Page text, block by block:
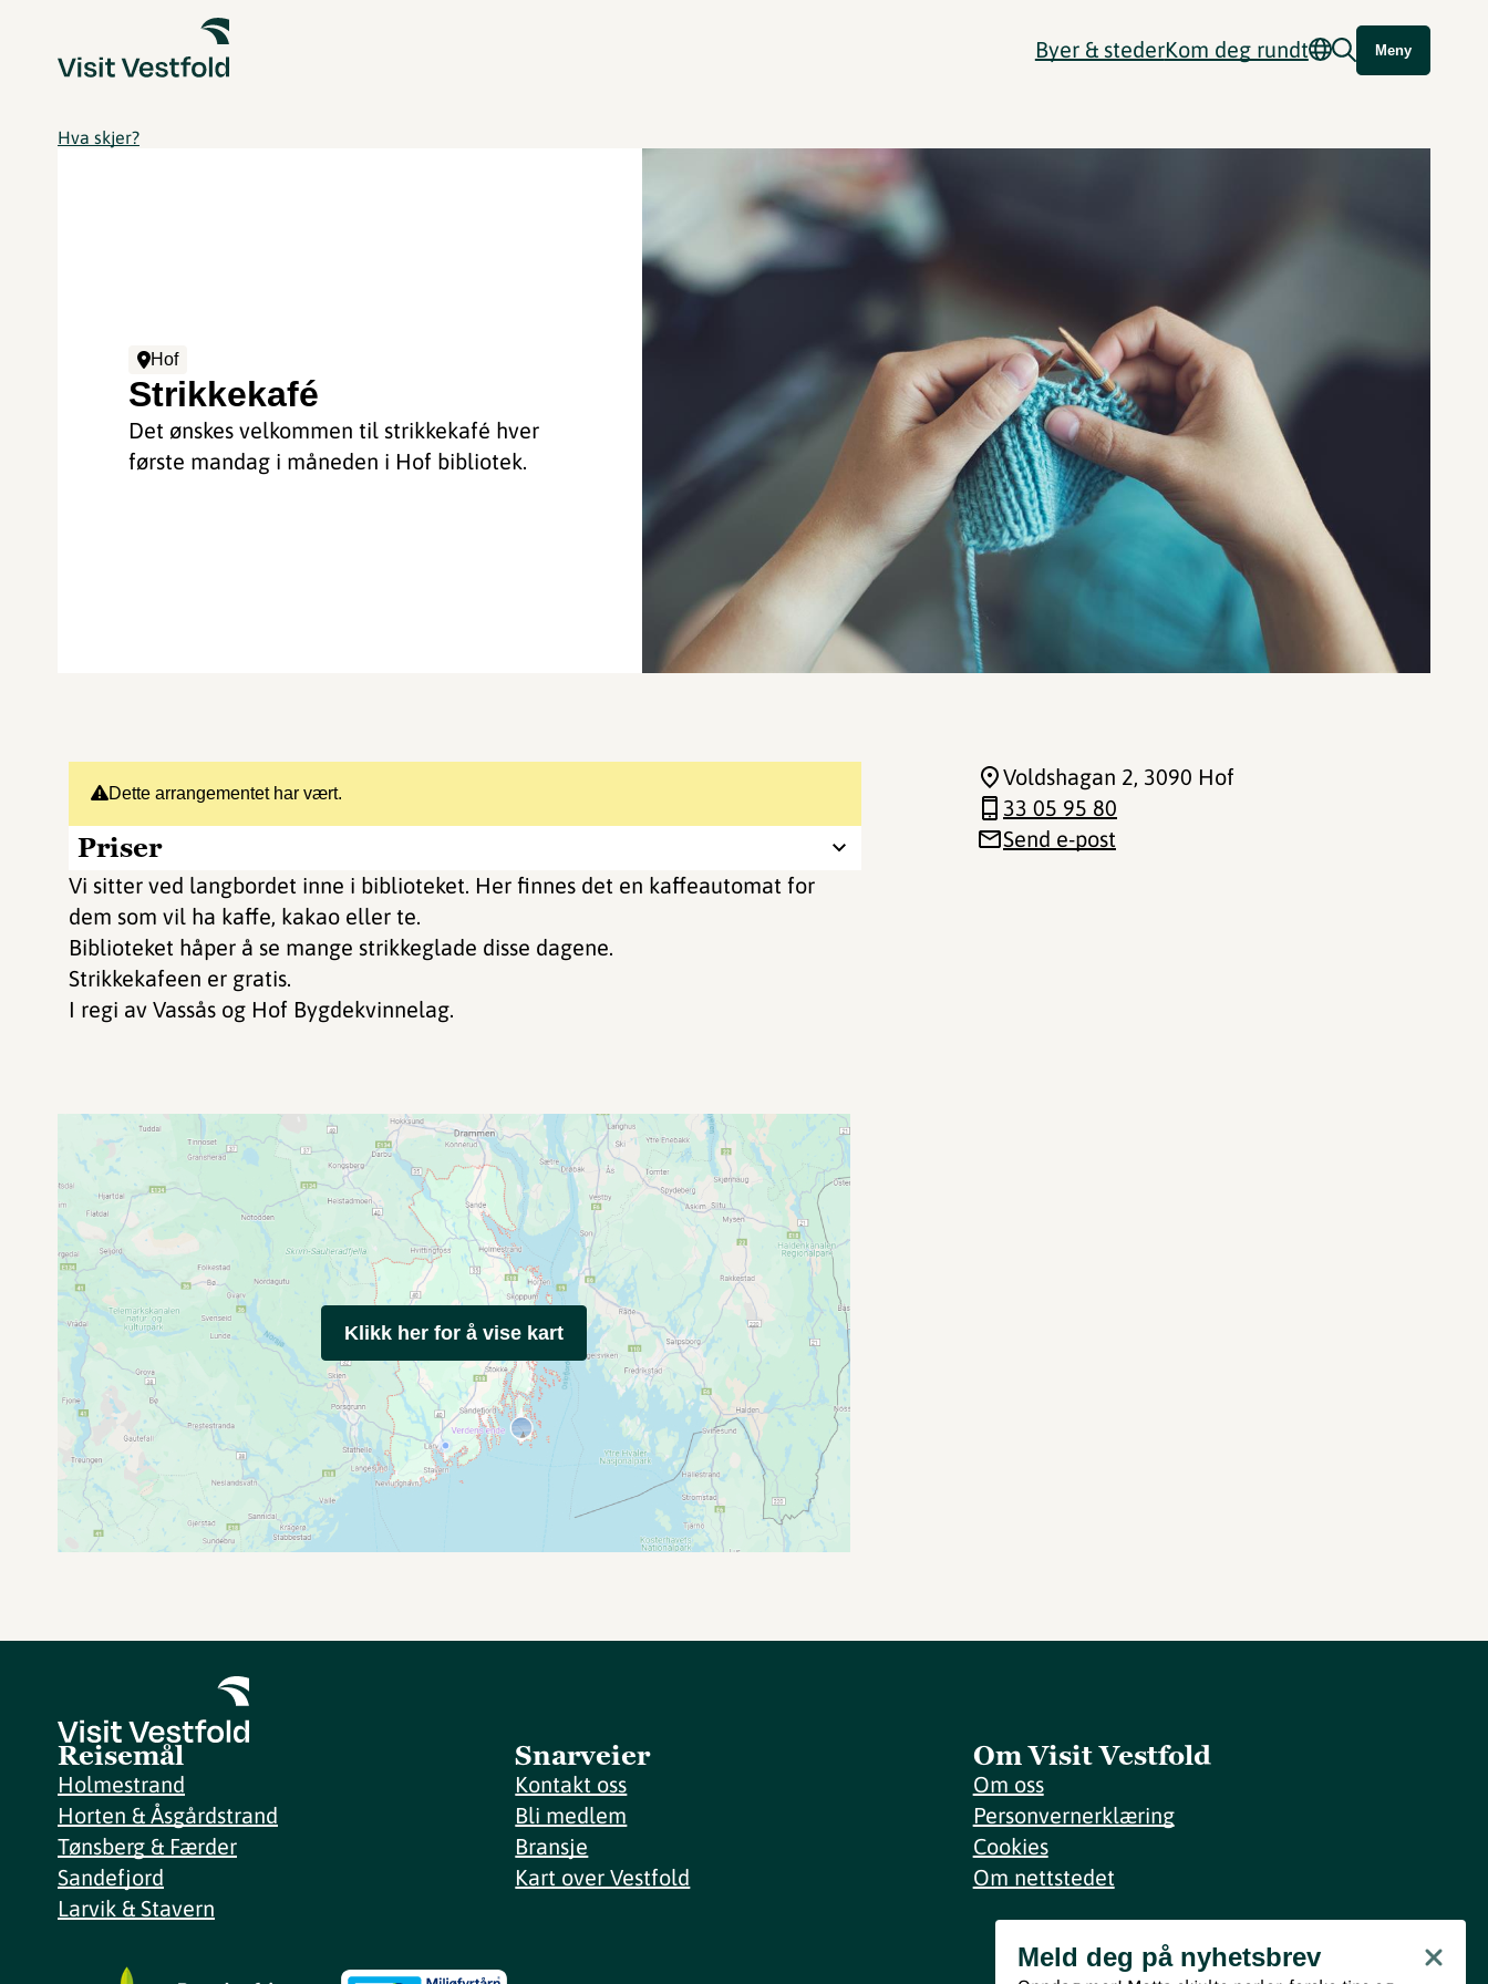
Byer & stederKom deg rundt Meny
Hva skjer?
Hof
Strikkekafé
Det ønskes velkommen til strikkekafé hver
første mandag i måneden i Hof bibliotek.
Dette arrangementet har vært.
Priser
Vi sitter ved langbordet inne i biblioteket. Her finnes det en kaffeautomat for
dem som vil ha kaffe, kakao eller te.
Biblioteket håper å se mange strikkeglade disse dagene.
Strikkekafeen er gratis.
I regi av Vassås og Hof Bygdekvinnelag.
Voldshagan 2, 3090 Hof
33 05 95 80
Send e-post
Klikk her for å vise kart
Reisemål
Holmestrand
Horten & Åsgårdstrand
Tønsberg & Færder
Sandefjord
Larvik & Stavern
Snarveier
Kontakt oss
Bli medlem
Bransje
Kart over Vestfold
Om Visit Vestfold
Om oss
Personvernerklæring
Cookies
Om nettstedet
Meld deg på nyhetsbrev
Meld deg på nyhetsbrev